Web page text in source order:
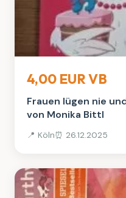
4,00 EUR VB
Frauen lügen nie
von Monika Bittl
📍 Köln⏰ 26.12.2025